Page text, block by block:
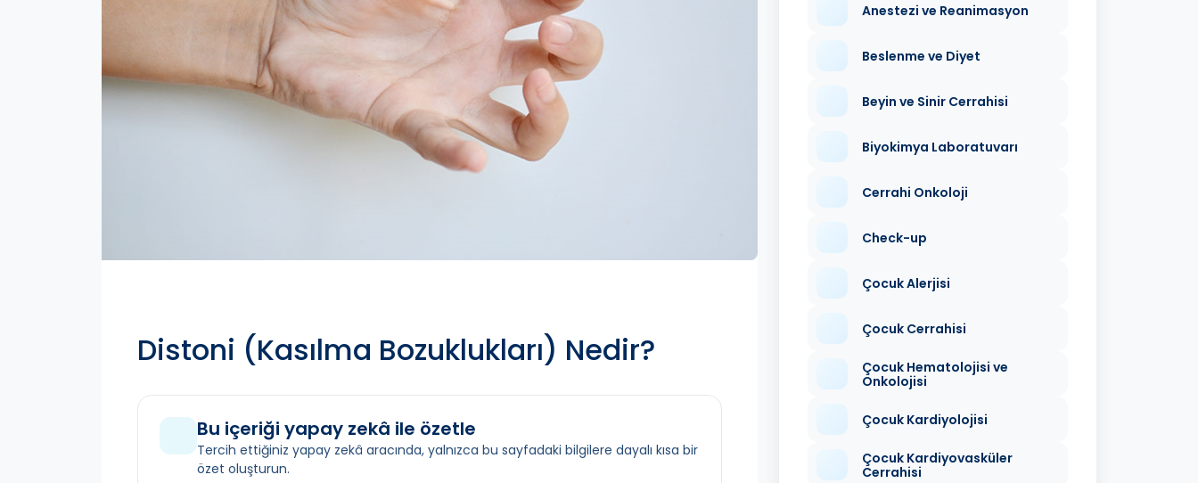
Distoni (Kasılma Bozuklukları) Nedir?
Bu içeriği yapay zekâ ile özetle
Tercih ettiğiniz yapay zekâ aracında, yalnızca bu sayfadaki bilgilere dayalı kısa bir
özet oluşturun.
Anestezi ve Reanimasyon
Beslenme ve Diyet
Beyin ve Sinir Cerrahisi
Biyokimya Laboratuvarı
Cerrahi Onkoloji
Check-up
Çocuk Alerjisi
Çocuk Cerrahisi
Çocuk Hematolojisi ve
Onkolojisi
Çocuk Kardiyolojisi
Çocuk Kardiyovasküler
Cerrahisi